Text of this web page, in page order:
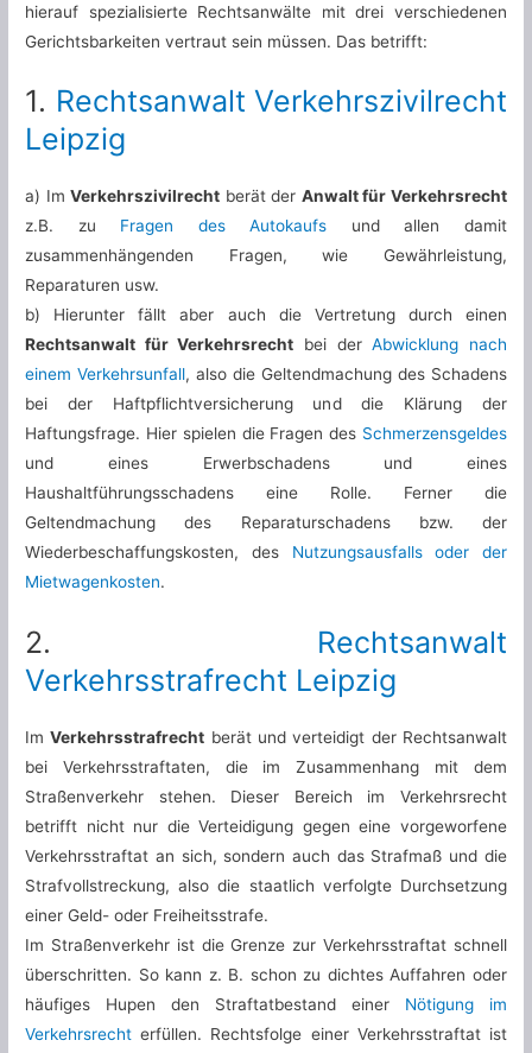
hierauf spezialisierte Rechtsanwälte mit drei verschiedenen
Gerichtsbarkeiten vertraut sein müssen. Das betrifft:
1. Rechtsanwalt Verkehrszivilrecht
Leipzig
a) ImVerkehrszivilrecht berät der Anwalt für Verkehrsrecht
z.B. zu Fragen des Autokaufs und allen damit
zusammenhängenden Fragen, wie Gewährleistung,
Reparaturen usw.
b) Hierunter fällt aber auch die Vertretung durch einen
Rechtsanwalt für Verkehrsrecht bei derAbwicklung nach
einem Verkehrsunfall, also die Geltendmachung des Schadens
bei der Haftpflichtversicherung und die Klärung der
Haftungsfrage. Hier spielen die Fragen des Schmerzensgeldes
und eines Erwerbschadens und eines
Haushaltführungsschadens eine Rolle. Ferner die
Geltendmachung des Reparaturschadens bzw. der
Wiederbeschaffungskosten, des Nutzungsausfalls oder der
Mietwagenkosten.
2. Rechtsanwalt
Verkehrsstrafrecht Leipzig
ImVerkehrsstrafrecht berät und verteidigt der Rechtsanwalt
bei Verkehrsstraftaten, die im Zusammenhang mit dem
Straßenverkehr stehen. Dieser Bereich im Verkehrsrecht
betrifft nicht nur die Verteidigung gegen eine vorgeworfene
Verkehrsstraftat an sich, sondern auch das Strafmaß und die
Strafvollstreckung, also die staatlich verfolgte Durchsetzung
einer Geld- oder Freiheitsstrafe.
Im Straßenverkehr ist die Grenze zur Verkehrsstraftat schnell
überschritten. So kann z. B. schon zu dichtes Auffahren oder
häufiges Hupen den Straftatbestand einer Nötigung im
Verkehrsrecht erfüllen. Rechtsfolge einer Verkehrsstraftat ist